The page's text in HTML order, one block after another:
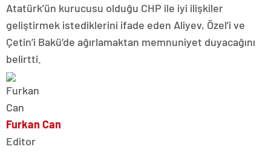
Atatürk’ün kurucusu olduğu CHP ile iyi ilişkiler
geliştirmek istediklerini ifade eden Aliyev, Özel’i ve
Çetin’i Bakü’de ağırlamaktan memnuniyet duyacağını
belirtti.
Furkan Can
Editor